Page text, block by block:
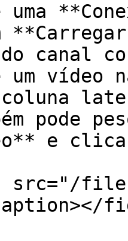
canal
um vídeo
coluna
pode
e
src="/